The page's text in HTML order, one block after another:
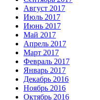
Август 2017
Июль 2017
Июнь 2017
Май 2017
Апрель 2017
Март 2017
Февраль 2017
Январь 2017
Декабрь 2016
Ноябрь 2016
Октябрь 2016